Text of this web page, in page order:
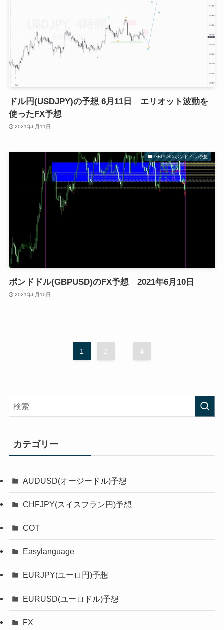
ドル円(USDJPY)の予想 6月11日 エリオット波動を
使ったFX予想
2021年6月11日
GBPUSD(ポンドドル)予想
ポンドドル(GBPUSD)のFX予想 2021年6月10日
2021年6月10日
1 2 ... 4
カテゴリー
AUDUSD(オージードル)予想
CHFJPY(スイスフラン円)予想
COT
Easylanguage
EURJPY(ユーロ円)予想
EURUSD(ユーロドル)予想
FX